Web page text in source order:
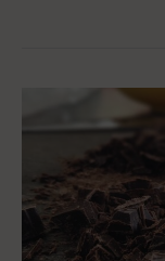
gourmandise
éthique
découvrez
les